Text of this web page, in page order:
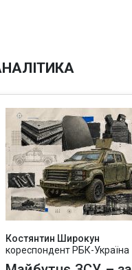
Костянтин Широкун
кореспондент РБК-Україна